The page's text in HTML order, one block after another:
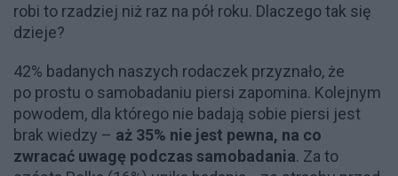
robi to rzadziej niż raz na pół roku. Dlaczego tak się
dzieje?
42% badanych naszych rodaczek przyznało, że
po prostu o samobadaniu piersi zapomina. Kolejnym
powodem, dla którego nie badają sobie piersi jest
brak wiedzy – aż 35% nie jest pewna, na co
zwracać uwagę podczas samobadania. Za to